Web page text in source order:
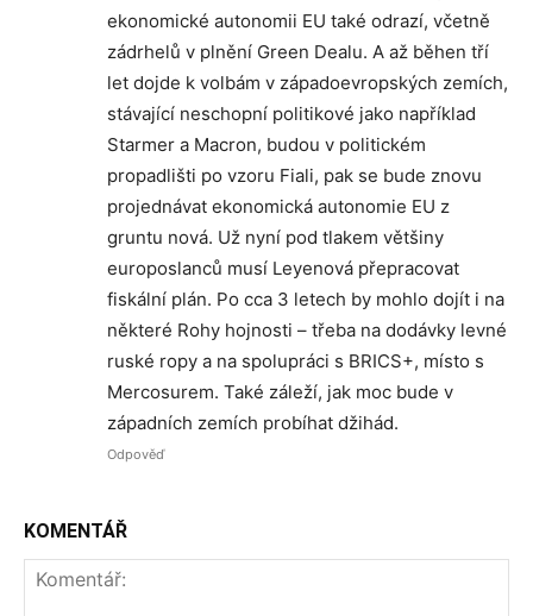
ekonomické autonomii EU také odrazí, včetně
zádrhelů v plnění Green Dealu. A až běhen tří
let dojde k volbám v západoevropských zemích,
stávající neschopní politikové jako například
Starmer a Macron, budou v politickém
propadlišti po vzoru Fiali, pak se bude znovu
projednávat ekonomická autonomie EU z
gruntu nová. Už nyní pod tlakem většiny
europoslanců musí Leyenová přepracovat
fiskální plán. Po cca 3 letech by mohlo dojít i na
některé Rohy hojnosti – třeba na dodávky levné
ruské ropy a na spolupráci s BRICS+, místo s
Mercosurem. Také záleží, jak moc bude v
západních zemích probíhat džihád.
Odpověď
KOMENTÁŘ